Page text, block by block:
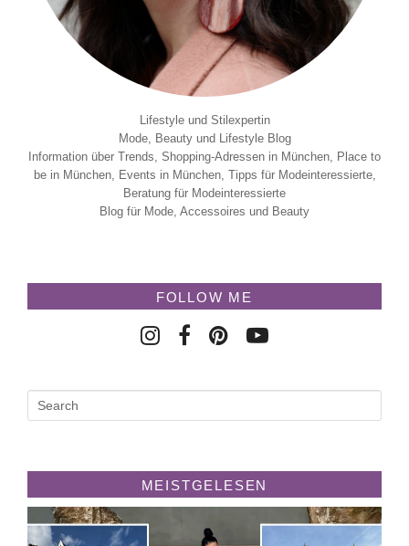
Lifestyle und Stilexpertin
Mode, Beauty und Lifestyle Blog
Information über Trends, Shopping-Adressen in München, Place to
be in München, Events in München, Tipps für Modeinteressierte,
Beratung für Modeinteressierte
Blog für Mode, Accessoires und Beauty
FOLLOW ME
MEISTGELESEN